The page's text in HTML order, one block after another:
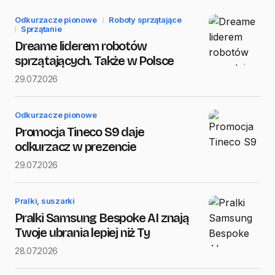
Message
E-mail*
Save my name and e-mail in this browser for the next
Submit Comment
Odkurzacze pionowe
Roboty sprzątające
Sprzątanie
Dreame liderem robotów
sprzątających. Także w Polsce
29.07.2026
Odkurzacze pionowe
Promocja Tineco S9 daje
odkurzacz w prezencie
29.07.2026
Pralki, suszarki
Pralki Samsung Bespoke AI znają
Twoje ubrania lepiej niż Ty
28.07.2026